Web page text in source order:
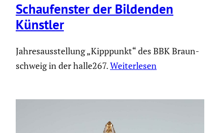
Schau­fenster der Bildenden
Künstler
Jahres­aus­stel­lung „Kipppunkt“ des BBK Braun­
schweig in der halle267.Weiter­lesen